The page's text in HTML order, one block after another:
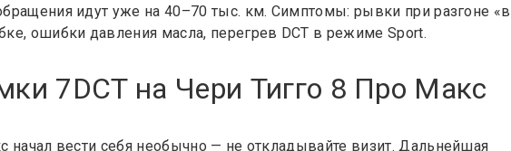
идут уже на 40–70 тыс. км. Симптомы: рывки при разгоне «в
ошибки давления масла, перегрев DCT в режиме Sport.
7DCT на Чери Тигго 8 Про Макс
начал вести себя необычно — не откладывайте визит. Дальнейшая